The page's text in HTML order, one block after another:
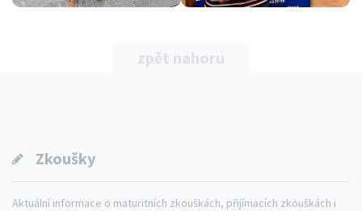
zpět nahoru
Zkoušky
Aktuální informace o maturitních zkouškách, přijímacích zkouškách i